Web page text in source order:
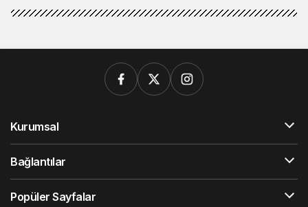
Kurumsal
Bağlantılar
Popüler Sayfalar